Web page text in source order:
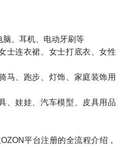
脑、耳机、电动牙刷等
士连衣裙、女士打底衣、女性
马、跑步、灯饰、家庭装饰用
、娃娃、汽车模型、皮具用品
平台注册的全流程介绍，